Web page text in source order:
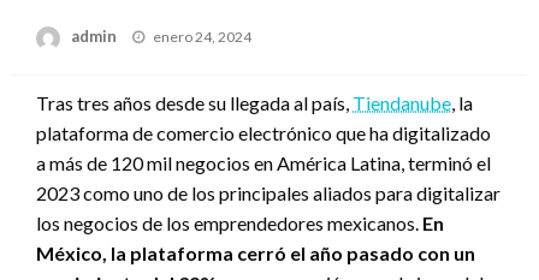
admin
Publicado
enero 24, 2024
Tras tres años desde su llegada al país, Tiendanube , la
plataforma de comercio electrónico que ha digitalizado
a más de 120 mil negocios en América Latina, terminó el
2023 como uno de los principales aliados para digitalizar
los negocios de los emprendedores mexicanos. En
México, la plataforma cerró el año pasado con un